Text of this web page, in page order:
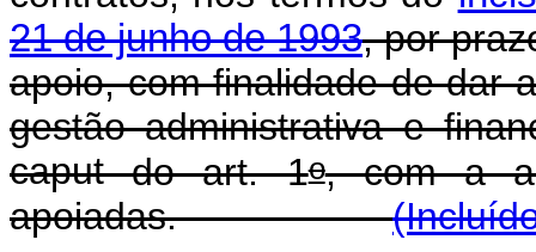
21 de junho de 1993, por
apoio, com finalidade de dar
gestão administrativa e
caputdo art. 1o, com a
apoiadas.